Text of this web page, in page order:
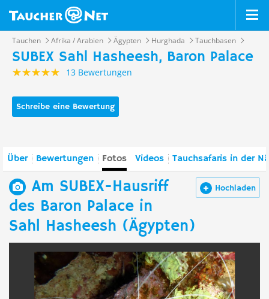
Tauchen Afrika / Arabien Ägypten Hurghada Tauchbasen
SUBEX Sahl Hasheesh, Baron Palace
13 Bewertungen
Schreibe eine Bewertung
Über Bewertungen Fotos Videos Tauchsafaris in der
Hochladen
Am SUBEX-Hausriff
des Baron Palace in
Sahl Hasheesh (Ägypten)